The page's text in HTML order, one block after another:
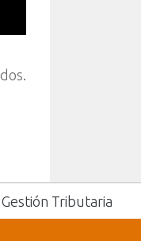
Gestión Tributaria